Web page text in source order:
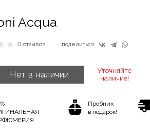
Acqua
0 отзывов поделиться
Нет в наличии
Уточняйте
наличие!
Пробник
в подарок!